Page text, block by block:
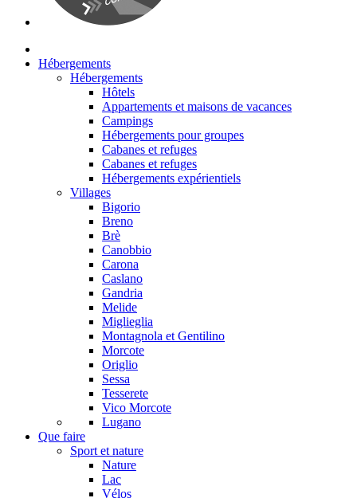
Hébergements
Hébergements
Hôtels
Appartements et maisons de vacances
Campings
Hébergements pour groupes
Cabanes et refuges
Cabanes et refuges
Hébergements expérientiels
Villages
Bigorio
Breno
Brè
Canobbio
Carona
Caslano
Gandria
Melide
Miglieglia
Montagnola et Gentilino
Morcote
Origlio
Sessa
Tesserete
Vico Morcote
Lugano
Que faire
Sport et nature
Nature
Lac
Vélos